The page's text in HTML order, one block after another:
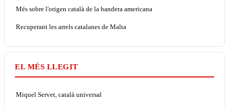
Més sobre l'origen català de la bandera americana
Recuperant les arrels catalanes de Malta
EL MÉS LLEGIT
Miquel Servet, català universal